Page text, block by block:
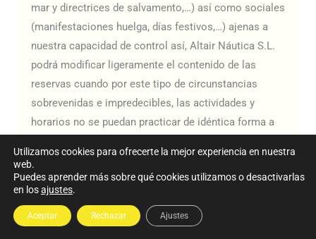
mar y directrices de salvamento,…) así como sociales
(manifestaciones huelga, días festivos,…) ajenas a
nuestra capacidad de control así, Altair Náutica S.L.
podrá modificar ligeramente el contenido de las
reservas cuando por este tipo de circunstancias
sobrevenidas e impredecibles, las actividades y
horarios no se puedan practicar de idéntica forma a
caso, los proveedores intentarán prestar el servicio
de la mejor forma posible, sustituyendo los servicios
que no se pudieren disfrutar por otros de similar
objetivo y coste.
Utilizamos cookies para ofrecerte la mejor experiencia en nuestra
web.
Puedes aprender más sobre qué cookies utilizamos o desactivarlas
en losajustes.
Aceptar Rechazar Ajustes